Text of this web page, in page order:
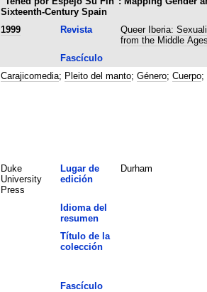
Sixteenth-Century Spain
1999 Revista
Queer Iberia:
from the Middle
Fascículo
Carajicomedia; Pleito del manto; Género; Cuerpo;
Duke
University
Press
Lugar de
edición
Durham
Idioma del
resumen
Título de la
colección
Fascículo